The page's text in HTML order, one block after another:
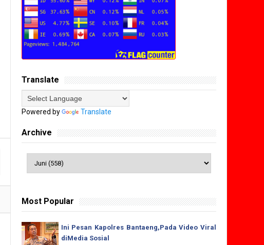
Translate
Powered by Translate
Archive
Most Popular
Ini Pesan Kapolres Bantaeng,Pada Video Viral
diMedia Sosial